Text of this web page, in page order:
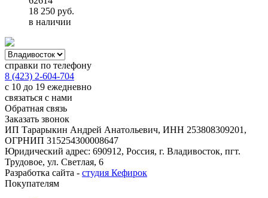
18 250 руб.
в наличии
справки по телефону
8 (423) 2-604-704
с 10 до 19 ежедневно
связаться с нами
Обратная связь
Заказать звонок
ИП Тарарыкин Андрей Анатольевич, ИНН 253808309201,
ОГРНИП 315254300008647
Юридический адрес: 690912, Россия, г. Владивосток, пгт.
Трудовое, ул. Светлая, 6
Разработка сайта - студия Кефирок
Покупателям